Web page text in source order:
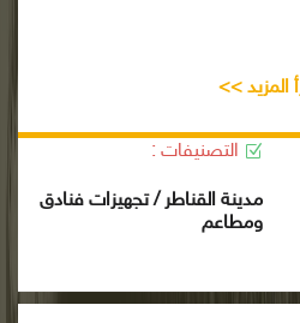
المزيد >>
التصنيفات :
مدينة القناطر / تجهيزات فنادق
ومطاعم